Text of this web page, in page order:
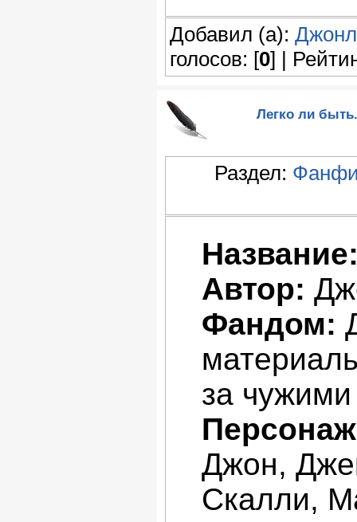
Добавил (а):
голосов: [0] |
Легко ли
Раздел:
Автор:
Фандом:
за чужими
Джон,
Скалли,